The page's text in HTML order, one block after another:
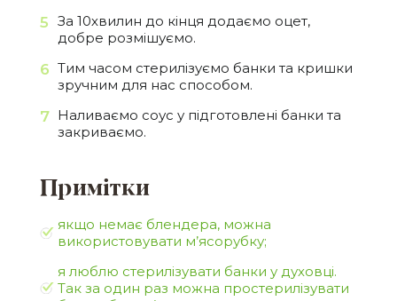
За 10хвилин до кінця додаємо оцет,
добре розмішуємо.
Тим часом стерилізуємо банки та кришки
зручним для нас способом.
Наливаємо соус у підготовлені банки та
закриваємо.
Примітки
якщо немає блендера, можна
використовувати м’ясорубку;
я люблю стерилізувати банки у духовці.
Так за один раз можна простерилізувати